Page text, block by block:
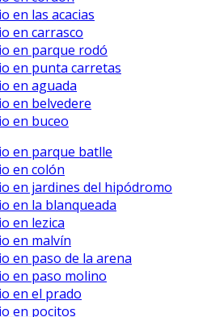
en las acacias
en carrasco
en parque rodó
en punta carretas
en aguada
en belvedere
en buceo
en parque batlle
en colón
en jardines del hipódromo
en la blanqueada
en lezica
en malvín
en paso de la arena
en paso molino
en el prado
en pocitos